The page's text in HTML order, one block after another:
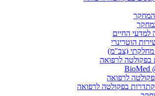
למדעי החיים
הוטרינרי
מחלקתי (צב"מ)
בפקולטה לרפואה
BioMed
לרפואה
בפקולטה לרפואה